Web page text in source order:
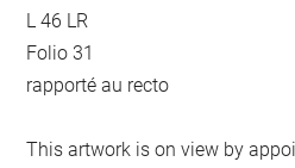
L 46 LR
Folio 31
rapporté au recto
This artwork is on view by